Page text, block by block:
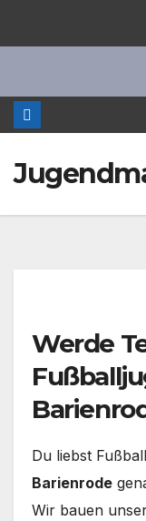
Werde
Du liebst
Barienrode
Wir bauen